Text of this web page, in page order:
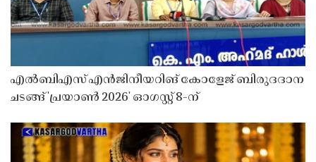
എൽബിഎസ് എൻജിനീയറിങ് കോളേജ് ബിരുദദാന
ചടങ്ങ് 'പ്രയാൺ 2026' ഓഗസ്റ്റ് 8-ന്